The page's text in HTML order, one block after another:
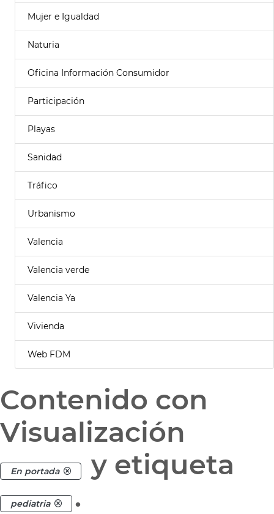
Mujer e Igualdad
Naturia
Oficina Información Consumidor
Participación
Playas
Sanidad
Tráfico
Urbanismo
Valencia
Valencia verde
Valencia Ya
Vivienda
Web FDM
Contenido con
Visualización
En portada y etiqueta
pediatria .